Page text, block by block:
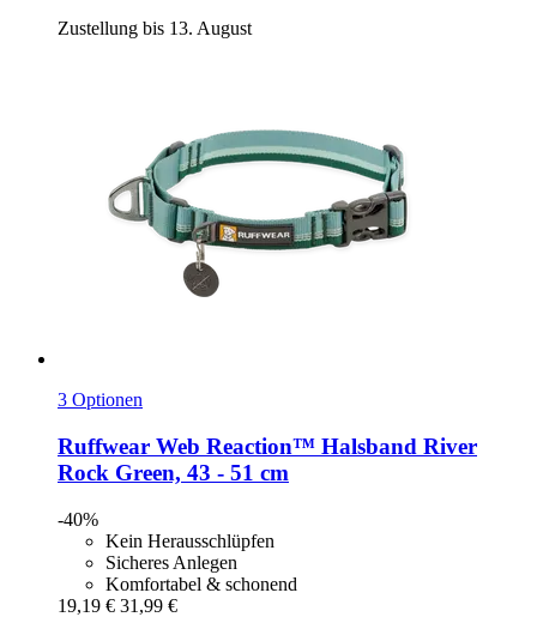
Zustellung bis 13. August
3 Optionen
Ruffwear Web Reaction™ Halsband River
Rock Green, 43 -​ 51 cm
-40%
Kein Herausschlüpfen
Sicheres Anlegen
Komfortabel & schonend
19,19 € 31,99 €